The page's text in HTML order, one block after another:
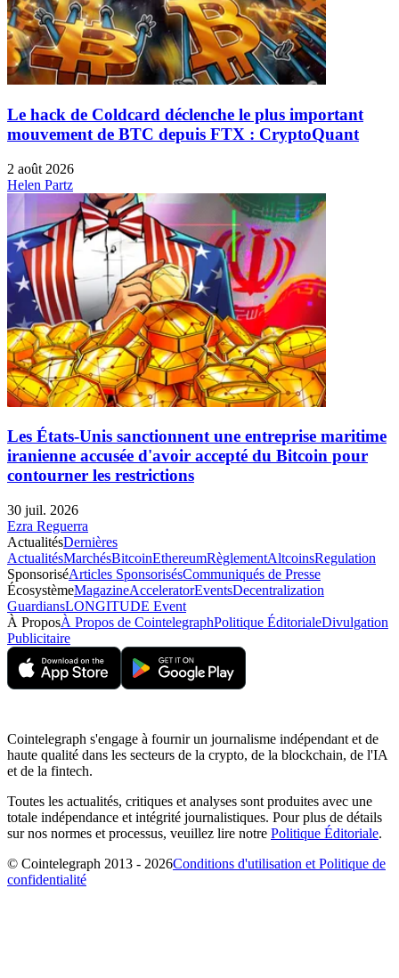
Le hack de Coldcard déclenche le plus important
mouvement de BTC depuis FTX : CryptoQuant
2 août 2026
Helen Partz
Les États-Unis sanctionnent une entreprise maritime
iranienne accusée d'avoir accepté du Bitcoin pour
contourner les restrictions
30 juil. 2026
Ezra Reguerra
ActualitésDernières
ActualitésMarchésBitcoinEthereumRèglementAltcoinsRegulation
SponsoriséArticles SponsorisésCommuniqués de Presse
ÉcosystèmeMagazineAcceleratorEventsDecentralization
GuardiansLONGITUDE Event
À ProposÀ Propos de CointelegraphPolitique ÉditorialeDivulgation
Publicitaire
Cointelegraph s'engage à fournir un journalisme indépendant et de
haute qualité dans les secteurs de la crypto, de la blockchain, de l'IA
et de la fintech.
Toutes les actualités, critiques et analyses sont produites avec une
totale indépendance et intégrité journalistiques. Pour plus de détails
sur nos normes et processus, veuillez lire notre Politique Éditoriale.
© Cointelegraph 2013 - 2026Conditions d'utilisation et Politique de
confidentialité